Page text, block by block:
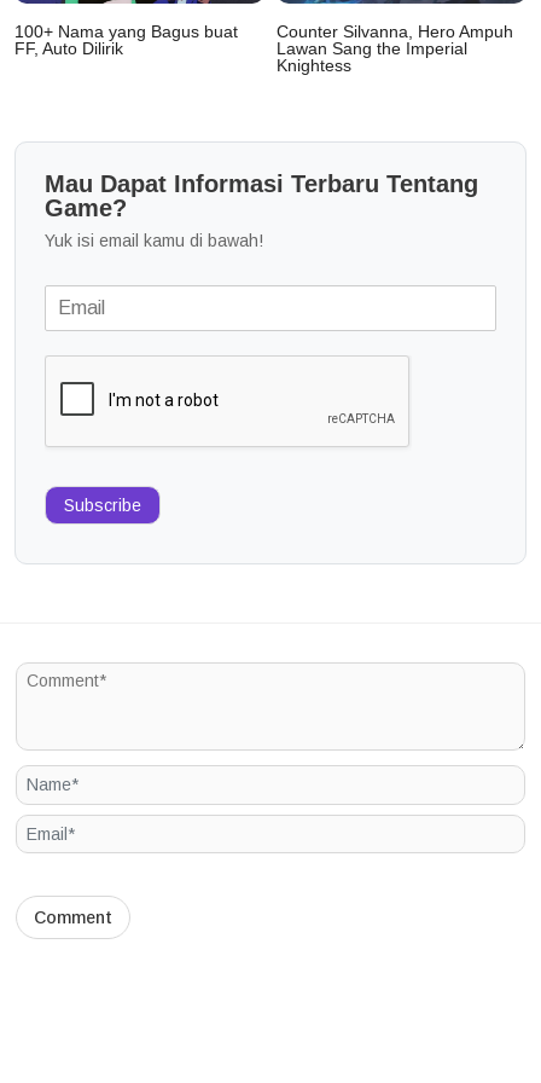
100+ Nama yang Bagus buat
FF, Auto Dilirik
Counter Silvanna, Hero Ampuh
Lawan Sang the Imperial
Knightess
Mau Dapat Informasi Terbaru Tentang
Game?
Yuk isi email kamu di bawah!
Subscribe